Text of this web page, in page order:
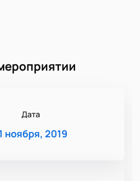
Дата
ноября, 2019